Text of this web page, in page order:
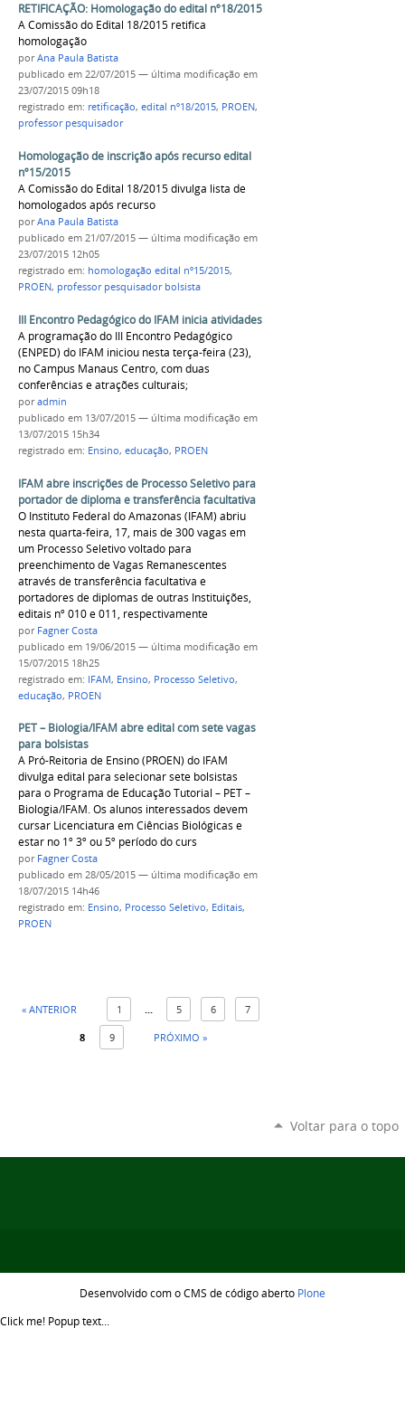
RETIFICAÇÃO: Homologação do edital nº18/2015
A Comissão do Edital 18/2015 retifica
homologação
porAna Paula Batista
publicado em 22/07/2015 — última modificação em
23/07/2015 09h18
registrado em: retificação, edital nº18/2015, PROEN,
professor pesquisador
Homologação de inscrição após recurso edital
nº15/2015
A Comissão do Edital 18/2015 divulga lista de
homologados após recurso
porAna Paula Batista
publicado em 21/07/2015 — última modificação em
23/07/2015 12h05
registrado em: homologação edital nº15/2015,
PROEN, professor pesquisador bolsista
III Encontro Pedagógico do IFAM inicia atividades
A programação do III Encontro Pedagógico
(ENPED) do IFAM iniciou nesta terça-feira (23),
no Campus Manaus Centro, com duas
conferências e atrações culturais;
poradmin
publicado em 13/07/2015 — última modificação em
13/07/2015 15h34
registrado em: Ensino, educação, PROEN
IFAM abre inscrições de Processo Seletivo para
portador de diploma e transferência facultativa
O Instituto Federal do Amazonas (IFAM) abriu
nesta quarta-feira, 17, mais de 300 vagas em
um Processo Seletivo voltado para
preenchimento de Vagas Remanescentes
através de transferência facultativa e
portadores de diplomas de outras Instituições,
editais nº 010 e 011, respectivamente
por Fagner Costa
publicado em 19/06/2015 — última modificação em
15/07/2015 18h25
registrado em: IFAM, Ensino, Processo Seletivo,
educação, PROEN
PET – Biologia/IFAM abre edital com sete vagas
para bolsistas
A Pró-Reitoria de Ensino (PROEN) do IFAM
divulga edital para selecionar sete bolsistas
para o Programa de Educação Tutorial – PET –
Biologia/IFAM. Os alunos interessados devem
cursar Licenciatura em Ciências Biológicas e
estar no 1º 3º ou 5º período do curs
por Fagner Costa
publicado em 28/05/2015 — última modificação em
18/07/2015 14h46
registrado em: Ensino, Processo Seletivo, Editais,
PROEN
« ANTERIOR 1 ... 5 6 7
8 9 PRÓXIMO »
Voltar para o topo
Desenvolvido com o CMS de código aberto Plone
Click me! Popup text...